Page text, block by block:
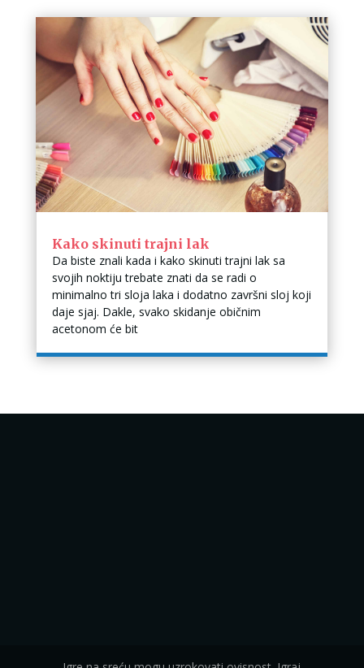
Kako skinuti trajni lak
Da biste znali kada i kako skinuti trajni lak sa
svojih noktiju trebate znati da se radi o
minimalno tri sloja laka i dodatno završni sloj koji
daje sjaj. Dakle, svako skidanje običnim
acetonom će bit